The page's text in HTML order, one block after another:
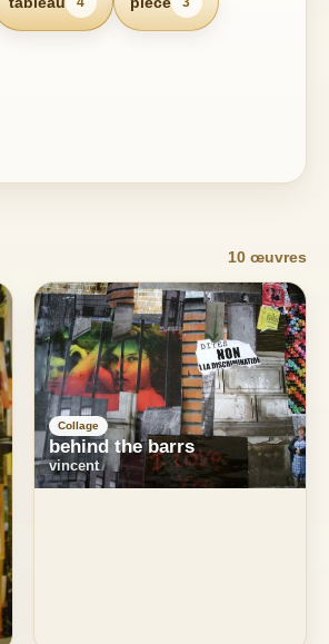
10 œuvres
Collage
behind the barrs
vincent